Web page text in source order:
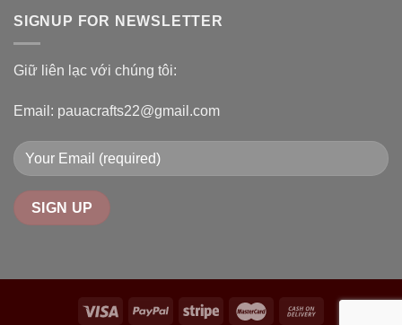
SIGNUP FOR NEWSLETTER
Giữ liên lạc với chúng tôi:
Email: pauacrafts22@gmail.com